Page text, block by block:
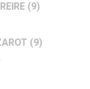
(9)
(9)